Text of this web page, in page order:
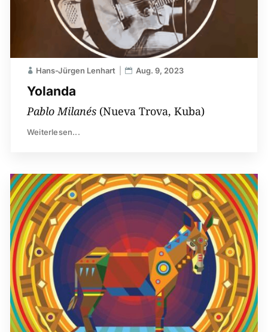
Yolanda
Hans-Jürgen Lenhart Aug. 9, 2023
Pablo Milanés (Nueva Trova, Kuba)
Weiterlesen...